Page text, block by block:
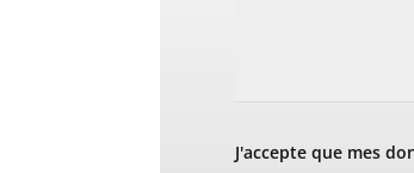
J'accepte que mes